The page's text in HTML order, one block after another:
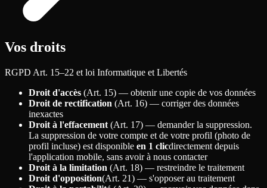
Vos droits
RGPD Art. 15–22 et loi Informatique et Libertés
Droit d'accès (Art. 15) — obtenir une copie de vos données
Droit de rectification (Art. 16) — corriger des données
inexactes
Droit à l'effacement (Art. 17) — demander la suppression.
La suppression de votre compte et de votre profil (photo de
profil incluse) est disponible en 1 clicdirectement depuis
l'application mobile, sans avoir à nous contacter
Droit à la limitation (Art. 18) — restreindre le traitement
Droit d'opposition(Art. 21) — s'opposer au traitement